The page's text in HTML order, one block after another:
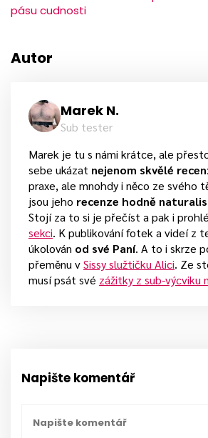
pásu cudnosti
Autor
Marek N.
Sub tester
Marek je tu s námi krátce, ale
sebe ukázat nejenom skvělé
praxe, ale mnohdy i něco ze svého
jsou jeho recenze hodně
Stojí za to si je přečíst a pak i
sekci. K publikování fotek a videí z
úkolován od své Paní. A to i skrze
přeměnu vSissy služtičku Alici. Ze
musí psát své zážitky z sub-výcviku
Napište komentář